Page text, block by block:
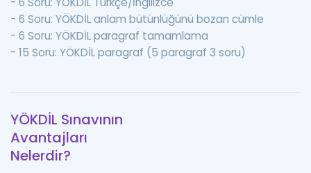
- 6 Soru: YÖKDİL anlam bütünlüğünü bozan cümle
- 6 Soru: YÖKDİL paragraf tamamlama
- 15 Soru: YÖKDİL paragraf (5 paragraf 3 soru)
YÖKDİL Sınavının
Avantajları
Nelerdir?